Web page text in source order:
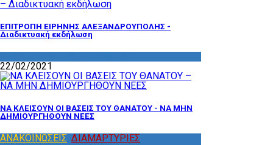
ΕΠΙΤΡΟΠΗ ΕΙΡΗΝΗΣ ΑΛΕΞΑΝΔΡΟΥΠΟΛΗΣ -
Διαδικτυακή εκδήλωση
22/02/2021
ΝΑ ΚΛΕΙΣΟΥΝ ΟΙ ΒΑΣΕΙΣ ΤΟΥ ΘΑΝΑΤΟΥ - ΝΑ ΜΗΝ
ΔΗΜΙΟΥΡΓΗΘΟΥΝ ΝΕΕΣ
ΑΝΑΚΟΙΝΩΣΕΙΣ ΔΙΑΜΑΡΤΥΡΙΕΣ